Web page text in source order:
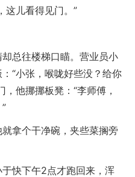
这儿看得见门。”
总往楼梯口瞄。营业员小
“小张，喉咙好些没？给你
他挪挪板凳：“李师傅，
拿个干净碗，夹些菜搁旁
快下午2点才跑回来，浑